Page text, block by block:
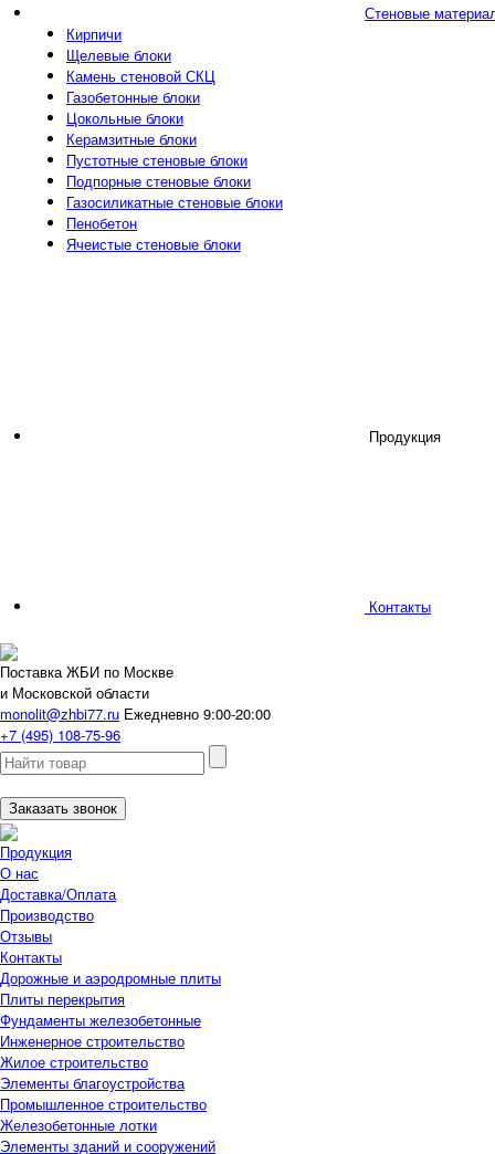
Стеновые
Кирпичи
Щелевые блоки
Камень стеновой СКЦ
Газобетонные блоки
Цокольные блоки
Керамзитные блоки
Пустотные стеновые блоки
Подпорные стеновые блоки
Газосиликатные стеновые блоки
Пенобетон
Ячеистые стеновые блоки
Продукция
Контакты
Поставка ЖБИ по Москве
и Московской области
monolit@zhbi77.ru Ежедневно 9:00-20:00
+7 (495) 108-75-96
Заказать звонок
Продукция
О нас
Доставка/Оплата
Производство
Отзывы
Контакты
Дорожные и аэродромные плиты
Плиты перекрытия
Фундаменты железобетонные
Инженерное строительство
Жилое строительство
Элементы благоустройства
Промышленное строительство
Железобетонные лотки
Элементы зданий и сооружений